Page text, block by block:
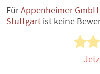
FürAppenheimer
Stuttgart ist keine